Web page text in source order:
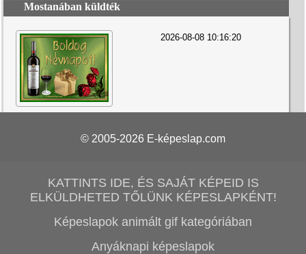
Mostanában küldték
2026-08-08 10:16:20
© 2005-2026 E-képeslap.com
KATTINTS IDE, ÉS SAJÁT KÉPEID IS
ELKÜLDHETED TŐLÜNK KÉPESLAPKÉNT!
Képeslapok animált gif kategóriában
Anyáknapi képeslapok